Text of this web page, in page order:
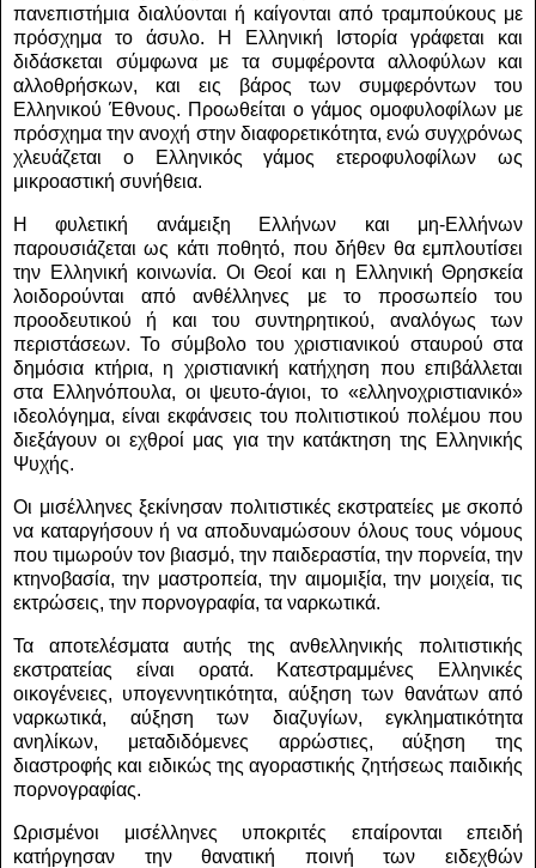
πανεπιστήμια διαλύονται ή καίγονται από τραμπούκους με
πρόσχημα το άσυλο. Η Ελληνική Ιστορία γράφεται και
διδάσκεται σύμφωνα με τα συμφέροντα αλλοφύλων και
αλλοθρήσκων, και εις βάρος των συμφερόντων του
Ελληνικού Έθνους. Προωθείται ο γάμος ομοφυλοφίλων με
πρόσχημα την ανοχή στην διαφορετικότητα, ενώ συγχρόνως
χλευάζεται ο Ελληνικός γάμος ετεροφυλοφίλων ως
μικροαστική συνήθεια.
Η φυλετική ανάμειξη Ελλήνων και μη-Ελλήνων
παρουσιάζεται ως κάτι ποθητό, που δήθεν θα εμπλουτίσει
την Ελληνική κοινωνία. Οι Θεοί και η Ελληνική Θρησκεία
λοιδορούνται από ανθέλληνες με το προσωπείο του
προοδευτικού ή και του συντηρητικού, αναλόγως των
περιστάσεων. Το σύμβολο του χριστιανικού σταυρού στα
δημόσια κτήρια, η χριστιανική κατήχηση που επιβάλλεται
στα Ελληνόπουλα, οι ψευτο-άγιοι, το «ελληνοχριστιανικό»
ιδεολόγημα, είναι εκφάνσεις του πολιτιστικού πολέμου που
διεξάγουν οι εχθροί μας για την κατάκτηση της Ελληνικής
Ψυχής.
Οι μισέλληνες ξεκίνησαν πολιτιστικές εκστρατείες με σκοπό
να καταργήσουν ή να αποδυναμώσουν όλους τους νόμους
που τιμωρούν τον βιασμό, την παιδεραστία, την πορνεία, την
κτηνοβασία, την μαστροπεία, την αιμομιξία, την μοιχεία, τις
εκτρώσεις, την πορνογραφία, τα ναρκωτικά.
Τα αποτελέσματα αυτής της ανθελληνικής πολιτιστικής
εκστρατείας είναι ορατά. Κατεστραμμένες Ελληνικές
οικογένειες, υπογεννητικότητα, αύξηση των θανάτων από
ναρκωτικά, αύξηση των διαζυγίων, εγκληματικότητα
ανηλίκων, μεταδιδόμενες αρρώστιες, αύξηση της
διαστροφής και ειδικώς της αγοραστικής ζητήσεως παιδικής
πορνογραφίας.
Ωρισμένοι μισέλληνες υποκριτές επαίρονται επειδή
κατήργησαν την θανατική ποινή των ειδεχθών